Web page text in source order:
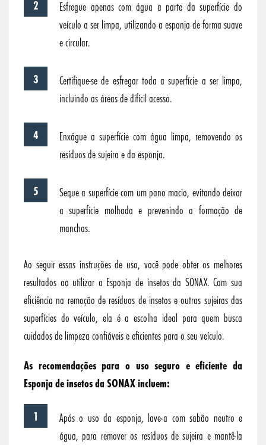
Esfregue apenas com água a parte da superfície do
veículo a ser limpa, utilizando a esponja de forma suave
e circular.
Certifique-se de esfregar toda a superfície a ser limpa,
incluindo as áreas de difícil acesso.
Enxágue a superfície com água limpa, removendo os
resíduos de sujeira e da esponja.
Seque a superfície com um pano macio, evitando deixar
a superfície molhada e prevenindo a formação de
manchas.
Ao seguir essas instruções de uso, você pode obter os melhores
resultados ao utilizar a Esponja de insetos da SONAX. Com sua
eficiência na remoção de resíduos de insetos e outras sujeiras das
superfícies do veículo, ela é a escolha ideal para quem busca
cuidados de limpeza confiáveis e eficientes para o seu veículo.
As recomendações para o uso seguro e eficiente da
Esponja de insetos da SONAX incluem:
Após o uso da esponja, lave-a com sabão neutro e
água, para remover os resíduos de sujeira e mantê-la